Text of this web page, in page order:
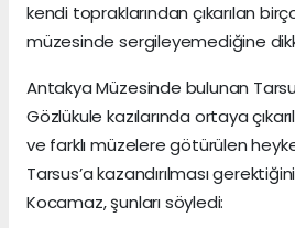
kendi topraklarından çıkarılan
müzesinde sergileyemediğine
Antakya Müzesinde bulunan
Gözlükule kazılarında ortaya
ve farklı müzelere götürülen
Tarsus’a kazandırılması
Kocamaz, şunları söyledi: